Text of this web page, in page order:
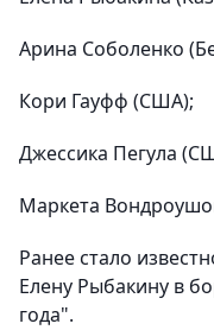
Арина Соболенко
Кори Гауфф (США);
Джессика Пегула
Маркета
Ранее стало
Елену Рыбакину в
года".